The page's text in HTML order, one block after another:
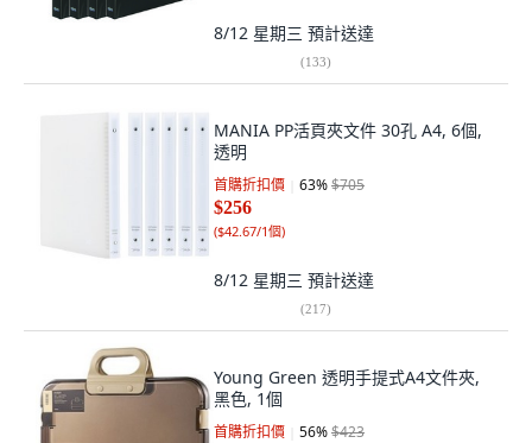
8/12 星期三 預計送達
(133)
MANIA PP活頁夾文件 30孔 A4, 6個,
透明
首購折扣價 63%$705
$256
($42.67/1個)
8/12 星期三 預計送達
(217)
Young Green 透明手提式A4文件夾,
黑色, 1個
首購折扣價 56%$423